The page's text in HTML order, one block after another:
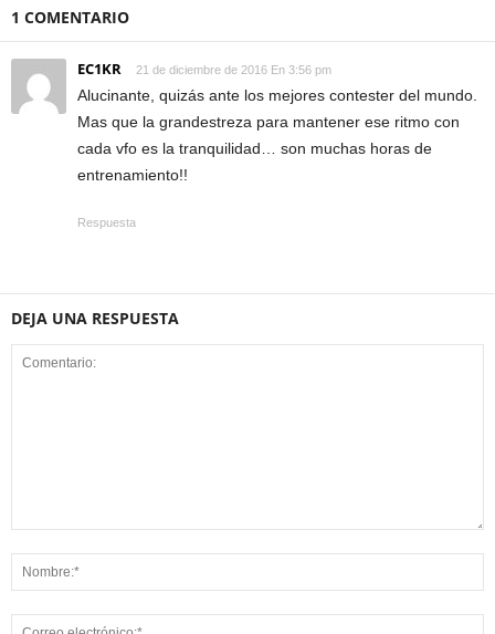
1 COMENTARIO
EC1KR 21 de diciembre de 2016 En 3:56 pm
Alucinante, quizás ante los mejores contester del mundo.
Mas que la grandestreza para mantener ese ritmo con
cada vfo es la tranquilidad… son muchas horas de
entrenamiento!!
Respuesta
DEJA UNA RESPUESTA